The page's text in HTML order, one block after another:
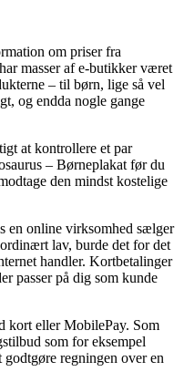
om priser fra
masser af e-butikker været
– til børn, lige så vel
og endda nogle gange
at kontrollere et par
– Børneplakat før du
den mindst kostelige
en online virksomhed sælger
lav, burde det for det
handler. Kortbetalinger
passer på dig som kunde
kort eller MobilePay. Som
som for eksempel
regningen over en